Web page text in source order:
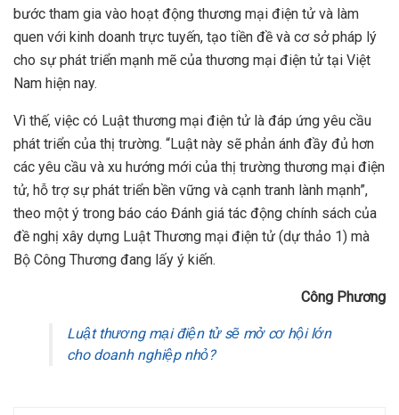
bước tham gia vào hoạt động thương mại điện tử và làm
quen với kinh doanh trực tuyến, tạo tiền đề và cơ sở pháp lý
cho sự phát triển mạnh mẽ của thương mại điện tử tại Việt
Nam hiện nay.
Vì thế, việc có Luật thương mại điện tử là đáp ứng yêu cầu
phát triển của thị trường. “Luật này sẽ phản ánh đầy đủ hơn
các yêu cầu và xu hướng mới của thị trường thương mại điện
tử, hỗ trợ sự phát triển bền vững và cạnh tranh lành mạnh”,
theo một ý trong báo cáo Đánh giá tác động chính sách của
đề nghị xây dựng Luật Thương mại điện tử (dự thảo 1) mà
Bộ Công Thương đang lấy ý kiến.
Công Phương
Luật thương mại điện tử sẽ mở cơ hội lớn
cho doanh nghiệp nhỏ?